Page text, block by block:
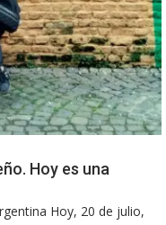
Hoy es una
Hoy, 20 de julio,